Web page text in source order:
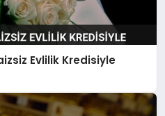
Evlilik Kredisiyle